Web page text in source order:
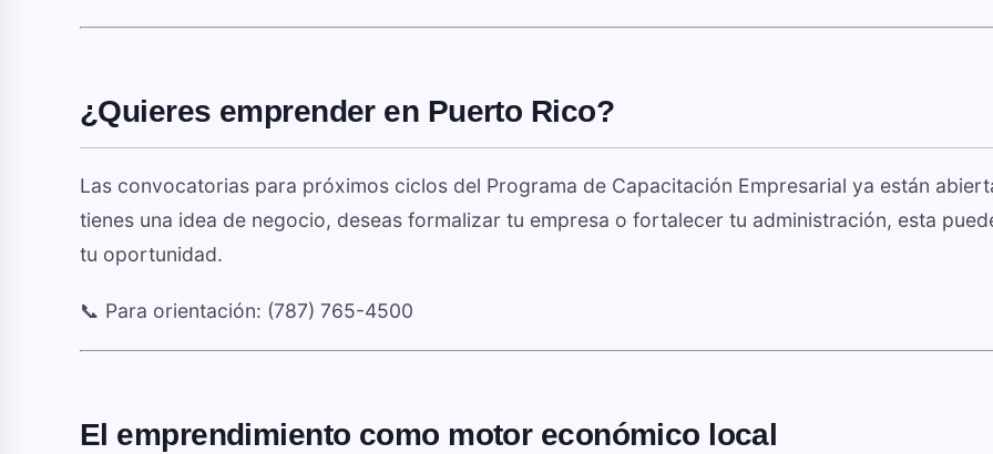
¿Quieres emprender en Puerto Rico?
Las convocatorias para próximos ciclos del Programa de Capacitación Empresarial ya están
tienes una idea de negocio, deseas formalizar tu empresa o fortalecer tu administración, esta
tu oportunidad.
📞 Para orientación: (787) 765-4500
El emprendimiento como motor económico local